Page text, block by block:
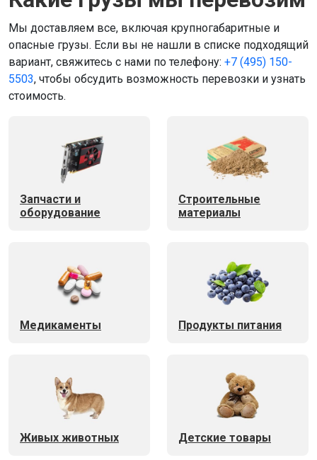
Мы доставляем все, включая крупногабаритные и
опасные грузы. Если вы не нашли в списке подходящий
вариант, свяжитесь с нами по телефону: +7 (495) 150-
5503, чтобы обсудить возможность перевозки и узнать
стоимость.
Запчасти и
оборудование
Строительные
материалы
Медикаменты Продукты питания
Живых животных Детские товары